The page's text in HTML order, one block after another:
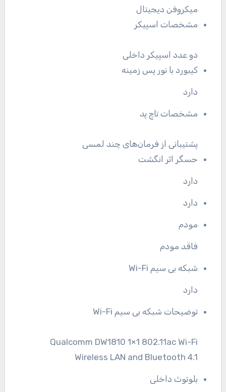
میکروفن دیجیتال
مشخصات اسپیکر
دو عدد اسپیکر داخلی
کیبورد با نور پس زمینه
دارد
مشخصات تاچ پد
پشتیبانی از فرمان‌های چند لمسی
حسگر اثر انگشت
دارد
دارد
مودم
فاقد مودم
شبکه بی سیم Wi-Fi
دارد
توضیحات شبکه بی سیم Wi-Fi
Qualcomm DW1810 1×1 802.11ac Wi-Fi
Wireless LAN and Bluetooth 4.1
بلوتوث داخلی